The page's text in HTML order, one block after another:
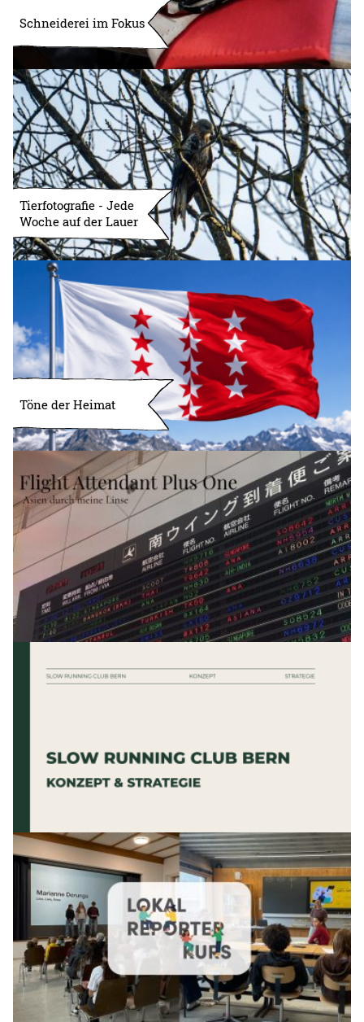
Schneiderei im Fokus
Tierfotografie - Jede
Woche auf der Lauer
Töne der Heimat